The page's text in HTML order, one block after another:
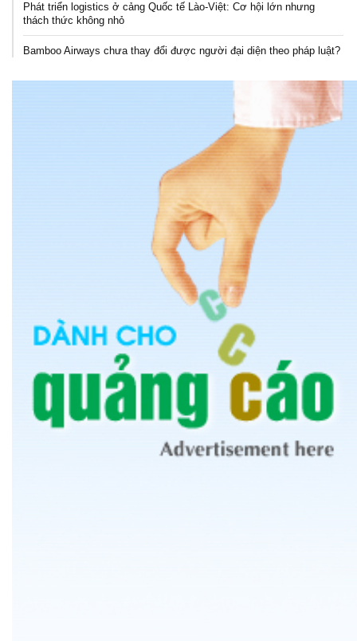
Phát triển logistics ở cảng Quốc tế Lào-Việt: Cơ hội lớn nhưng
thách thức không nhỏ
Bamboo Airways chưa thay đổi được người đại diện theo pháp luật?